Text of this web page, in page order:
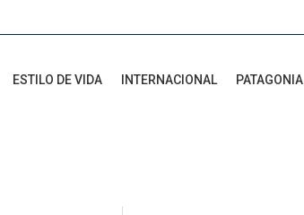
ESTILO DE VIDA INTERNACIONAL PATAGONIA